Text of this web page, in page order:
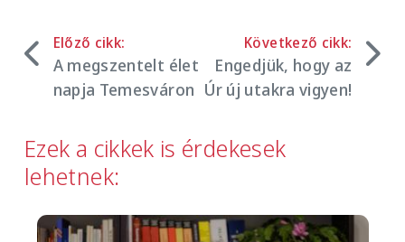
Előző cikk:
A megszentelt élet
napja Temesváron
Következő cikk:
Engedjük, hogy az
Úr új utakra vigyen!
Ezek a cikkek is érdekesek
lehetnek:
Image